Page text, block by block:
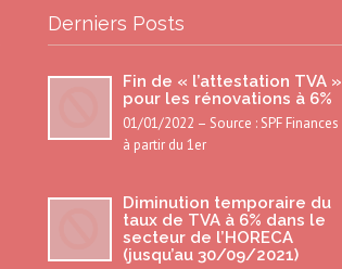
Derniers Posts
Fin de « l’attestation TVA »
pour les rénovations à 6%
01/01/2022 – Source : SPF Finances
à partir du 1er
Diminution temporaire du
taux de TVA à 6% dans le
secteur de l’HORECA
(jusqu’au 30/09/2021)